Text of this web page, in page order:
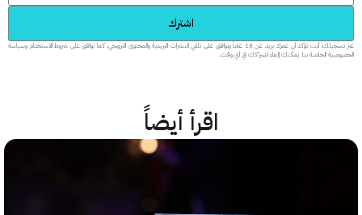
عبر تسجيلك، أنت تؤكد أن عمرك يزيد عن 18 عاماً وتوافق على تلقي النشرات البريدية والمحتوى الترويجي، كما توافق على شروط الاستخدام وسياسة
الخاصة بنا. يمكنك إلغاء اشتراكك في أي وقت.
اقرأ أيضاً